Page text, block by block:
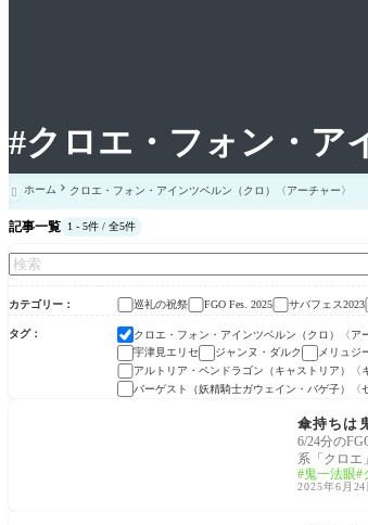
#クロエ・フォン・ア
 ホーム クロエ・フォン・アインツベルン（クロ）〈アーチャー〉
記事一覧 1 - 5件 / 全5件
カテゴリー 巡礼の祝祭 FGO Fes. 2025 サバフェス2023
タグ クロエ・フォン・アインツベルン（クロ）〈ア
宇津見エリセ
ジャンヌ・ダルク メリュジ
アルトリア・ペンドラゴン（キャストリア）〈
バーゲスト（妖精騎士ガウェイン・バゲ子）〈
FGO Fes. 2025
傘持ちは
6/24分の
系「クロエ
鬼一法眼
2025年6月24